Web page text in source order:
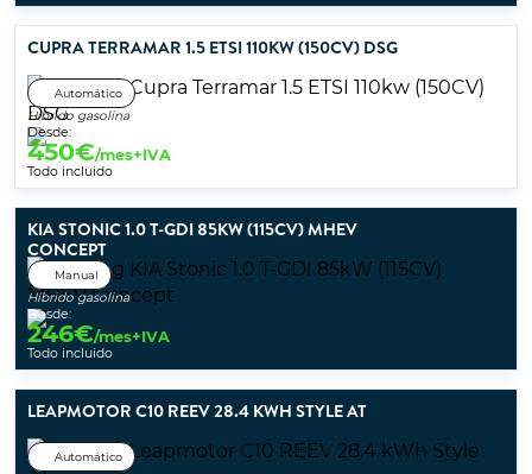
CUPRA TERRAMAR 1.5 ETSI 110KW (150CV) DSG
Automático
Híbrido gasolina
Desde:
450€/mes+IVA
Todo incluido
KIA STONIC 1.0 T-GDI 85KW (115CV) MHEV
CONCEPT
Manual
Híbrido gasolina
Desde:
246€/mes+IVA
Todo incluido
LEAPMOTOR C10 REEV 28.4 KWH STYLE AT
Automático